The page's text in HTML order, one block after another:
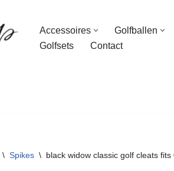
Accessoires Golfballen
Golfsets
Contact
\ Spikes \ black widow classic golf cleats